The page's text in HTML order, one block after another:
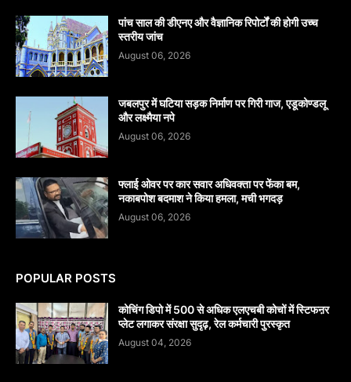
पांच साल की डीएनए और वैज्ञानिक रिपोर्टों की होगी उच्च
स्तरीय जांच
August 06, 2026
जबलपुर में घटिया सड़क निर्माण पर गिरी गाज, एडूकोण्डलू
और लक्ष्मैया नपे
August 06, 2026
फ्लाई ओवर पर कार सवार अधिवक्ता पर फेंका बम,
नकाबपोश बदमाश ने किया हमला, मची भगदड़
August 06, 2026
POPULAR POSTS
कोचिंग डिपो में 500 से अधिक एलएचबी कोचों में स्टिफऩर
प्लेट लगाकर संरक्षा सुदृढ़, रेल कर्मचारी पुरस्कृत
August 04, 2026